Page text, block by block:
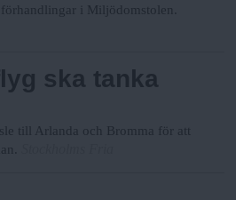
i Miljödomstolen.
ska tanka
till Arlanda och Bromma för att